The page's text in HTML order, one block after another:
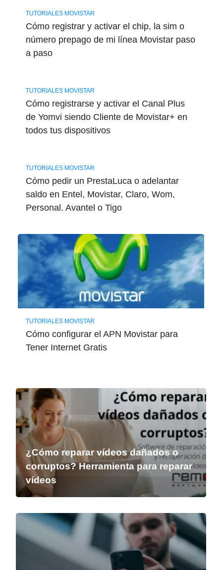
TUTORIALES MOVISTAR
Cómo registrar y activar el chip, la sim o
número prepago de mi línea Movistar paso
a paso
TUTORIALES MOVISTAR
Cómo registrarse y activar el Canal Plus
de Yomvi siendo Cliente de Movistar+ en
todos tus dispositivos
TUTORIALES MOVISTAR
Cómo pedir un PrestaLuca o adelantar
saldo en Entel, Movistar, Claro, Wom,
Personal. Avantel o Tigo
TUTORIALES MOVISTAR
Cómo configurar el APN Movistar para
Tener Internet Gratis
¿Cómo reparar vídeos dañados o
corruptos? Herramienta para reparar
vídeos